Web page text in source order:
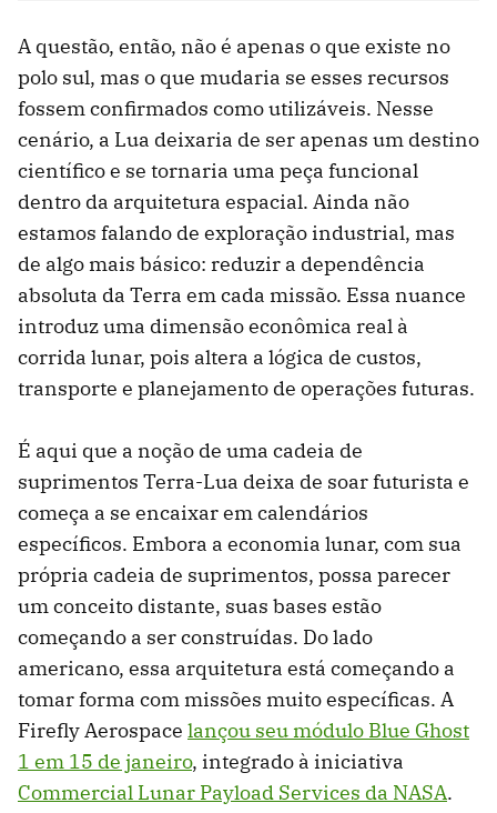
A questão, então, não é apenas o que existe no
polo sul, mas o que mudaria se esses recursos
fossem confirmados como utilizáveis. Nesse
cenário, a Lua deixaria de ser apenas um destino
científico e se tornaria uma peça funcional
dentro da arquitetura espacial. Ainda não
estamos falando de exploração industrial, mas
de algo mais básico: reduzir a dependência
absoluta da Terra em cada missão. Essa nuance
introduz uma dimensão econômica real à
corrida lunar, pois altera a lógica de custos,
transporte e planejamento de operações futuras.
É aqui que a noção de uma cadeia de
suprimentos Terra-Lua deixa de soar futurista e
começa a se encaixar em calendários
específicos. Embora a economia lunar, com sua
própria cadeia de suprimentos, possa parecer
um conceito distante, suas bases estão
começando a ser construídas. Do lado
americano, essa arquitetura está começando a
tomar forma com missões muito específicas. A
Firefly Aerospace lançou seu módulo Blue Ghost
1 em 15 de janeiro, integrado à iniciativa
Commercial Lunar Payload Services da NASA.